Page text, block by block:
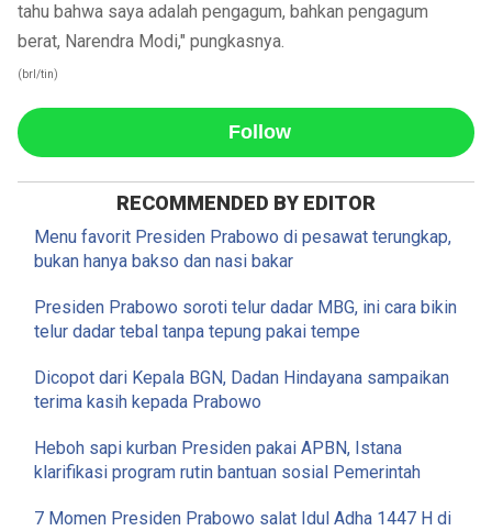
tahu bahwa saya adalah pengagum, bahkan pengagum
berat, Narendra Modi," pungkasnya.
(brl/tin)
Follow
RECOMMENDED BY EDITOR
Menu favorit Presiden Prabowo di pesawat terungkap,
bukan hanya bakso dan nasi bakar
Presiden Prabowo soroti telur dadar MBG, ini cara bikin
telur dadar tebal tanpa tepung pakai tempe
Dicopot dari Kepala BGN, Dadan Hindayana sampaikan
terima kasih kepada Prabowo
Heboh sapi kurban Presiden pakai APBN, Istana
klarifikasi program rutin bantuan sosial Pemerintah
7 Momen Presiden Prabowo salat Idul Adha 1447 H di